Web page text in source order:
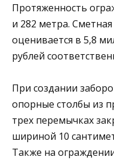
Протяженность
и 282 метра.
оценивается в 5,8
рублей
При создании
опорные столбы из
трех перемычках
шириной 10
Также на